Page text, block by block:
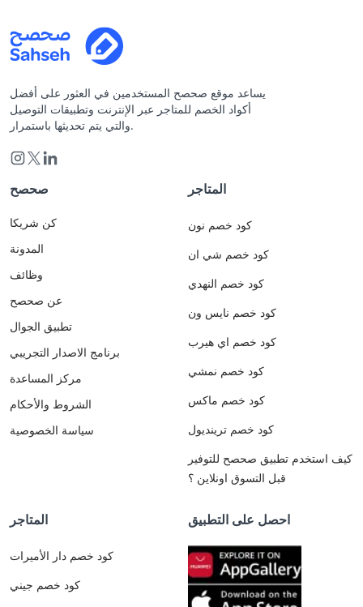
يساعد موقع صحصح المستخدمين في العثور على أفضل
أكواد الخصم للمتاجر عبر الإنترنت وتطبيقات التوصيل
والتي يتم تحديثها باستمرار.
صحصح
كن شريكا
المدونة
وظائف
عن صحصح
تطبيق الجوال
برنامج الاصدار التجريبي
مركز المساعدة
الشروط والأحكام
سياسة الخصوصية
المتاجر
كود خصم نون
كود خصم شي ان
كود خصم النهدي
كود خصم نايس ون
كود خصم اي هيرب
كود خصم نمشي
كود خصم ماكس
كود خصم ترينديول
كيف استخدم تطبيق صحصح للتوفير
قبل التسوق اونلاين ؟
المتاجر
كود خصم دار الأميرات
كود خصم جيني
احصل على التطبيق